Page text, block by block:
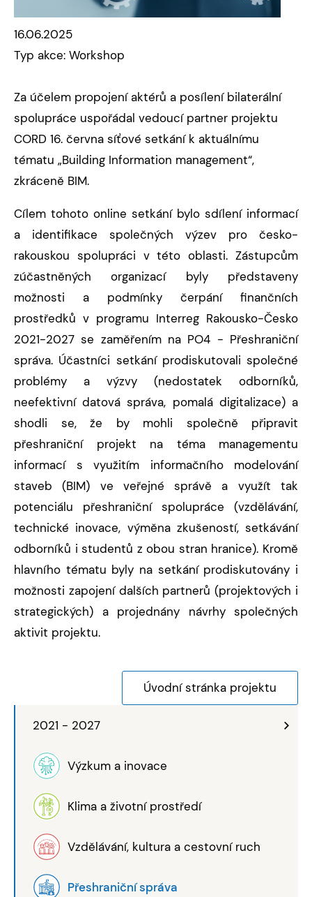
2021 - 2027
Výzkum a inovace
Klima a životní prostředí
Vzdělávání, kultura a cestovní ruch
Přeshraniční správa
16.06.2025
Typ akce: Workshop
Za účelem propojení aktérů a posílení bilaterální
spolupráce uspořádal vedoucí partner projektu
CORD 16. června síťové setkání k aktuálnímu
tématu „Building Information management“,
zkráceně BIM.
Cílem tohoto online setkání bylo sdílení informací
a identifikace společných výzev pro česko-
rakouskou spolupráci v této oblasti. Zástupcům
zúčastněných organizací byly představeny
možnosti a podmínky čerpání finančních
prostředků v programu Interreg Rakousko-Česko
2021-2027 se zaměřením na PO4 - Přeshraniční
správa. Účastníci setkání prodiskutovali společné
problémy a výzvy (nedostatek odborníků,
neefektivní datová správa, pomalá digitalizace) a
shodli se, že by mohli společně připravit
přeshraniční projekt na téma managementu
informací s využitím informačního modelování
staveb (BIM) ve veřejné správě a využít tak
potenciálu přeshraniční spolupráce (vzdělávání,
technické inovace, výměna zkušeností, setkávání
odborníků i studentů z obou stran hranice). Kromě
hlavního tématu byly na setkání prodiskutovány i
možnosti zapojení dalších partnerů (projektových i
strategických) a projednány návrhy společných
aktivit projektu.
Úvodní stránka projektu